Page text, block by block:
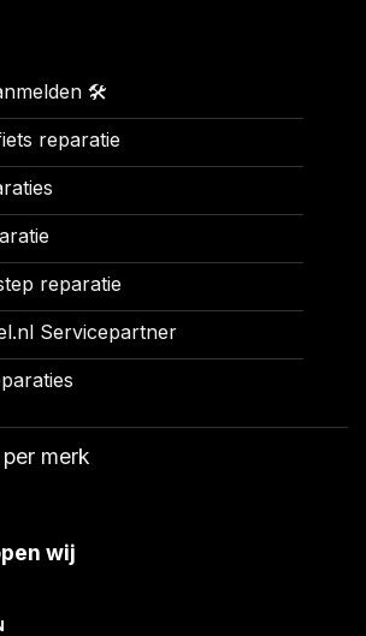
🛠️
reparatie
reparatie
Servicepartner
merk
wij